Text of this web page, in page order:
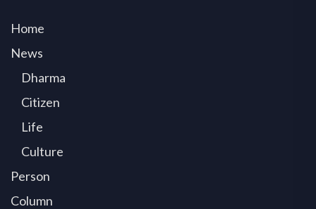
Home
News
Dharma
Citizen
Life
Culture
Person
Column